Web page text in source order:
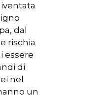
dal
rischia
essere
di
nel
un